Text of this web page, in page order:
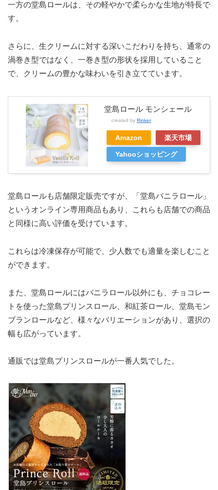
一方の堂島ロールは、その軽やかで柔らかな生地が特長で
す。
さらに、生クリームに対する深いこだわりを持ち、通常の
渦巻き型ではなく、一巻き型の形状を採用していること
で、クリームの豊かな味わいを引き立てています。
堂島ロール モンシェール
created by Rinker
Amazon 楽天市場
Yahooショッピング
堂島ロールも店舗限定販売ですが、「堂島バニラロール」
というオンライン専用商品もあり、これらも店舗での商品
と同様に高い評価を受けています。
これらは冷凍保存が可能で、少人数でも適量を楽しむこと
ができます。
また、堂島ロールにはバニラロール以外にも、チョコレー
トを使った堂島プリンスロール、和紅茶ロール、堂島モン
ブランロールなど、様々なバリエーションがあり、選択の
幅も広がっています。
通販では堂島プリンスロールが一番人気でした。